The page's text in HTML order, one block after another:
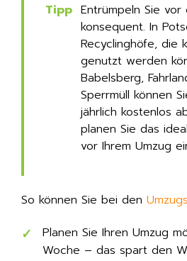
Entrümpeln Sie vor
konsequent. In
Recyclinghöfe, die
genutzt werden
Babelsberg,
Sperrmüll können
jährlich kostenlos
planen Sie das
vor Ihrem Umzug
So können Sie bei den
Planen Sie Ihren Umzug
Woche – das spart den